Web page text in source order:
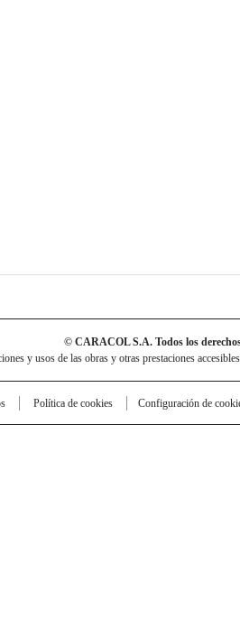
© CARACOL S.A. Todos los
y usos de las obras y otras prestaciones
Política de cookies Configuración de